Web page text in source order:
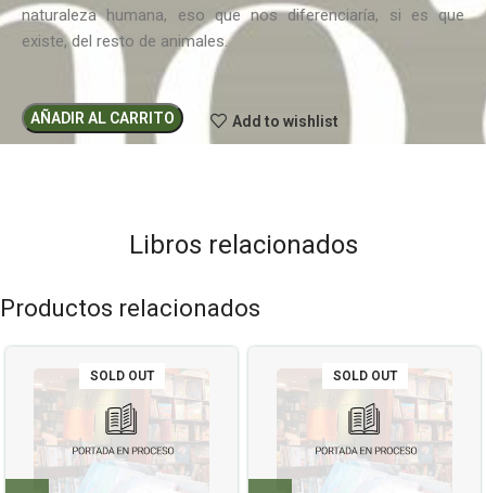
naturaleza humana, eso que nos diferenciaría, si es que
existe, del resto de animales.
AÑADIR AL CARRITO Add to wishlist
Libros relacionados
Productos relacionados
SOLD OUT SOLD OUT